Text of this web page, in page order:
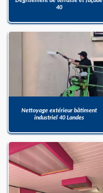
40
Nettoyage extérieur bâtiment
industriel 40 Landes